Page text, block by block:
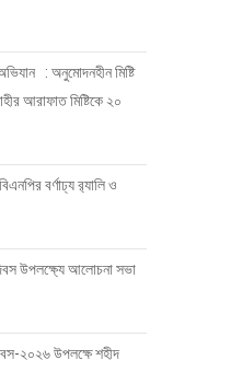
: অনুমোদনহীন মিষ্টি
আরাফাত মিষ্টিকে ২০
বর্ণাঢ্য র‍্যালি ও
উপলক্ষ্যে আলোচনা সভা
২০২৬ উপলক্ষে শহীদ